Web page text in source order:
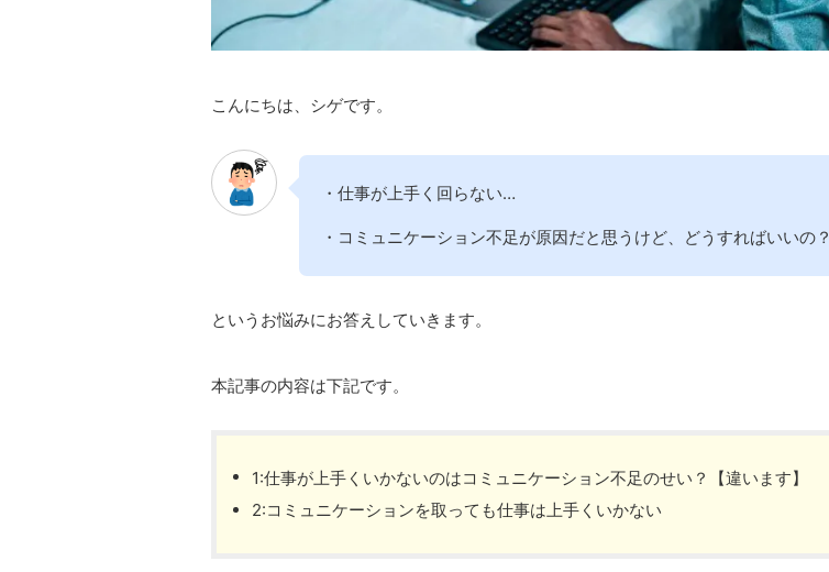
こんにちは、シゲです。
・仕事が上手く回らない…
・コミュニケーション不足が原因だと思うけど、どうすればいいの？
というお悩みにお答えしていきます。
本記事の内容は下記です。
1:仕事が上手くいかないのはコミュニケーション不足のせい？【違います】
2:コミュニケーションを取っても仕事は上手くいかない